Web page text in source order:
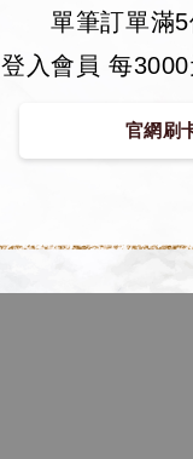
單筆訂單滿
登入會員 每
官網刷